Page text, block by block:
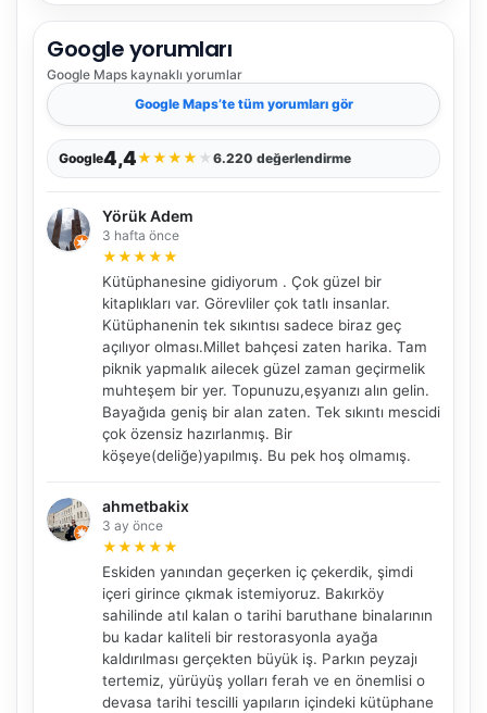
Google yorumları
Google Maps kaynaklı yorumlar
Google Maps’te tüm yorumları gör
Google4,4★★★★ ★ 6.220 değerlendirme
Yörük Adem
3 hafta önce
★★★★★
Kütüphanesine gidiyorum . Çok güzel bir
kitaplıkları var. Görevliler çok tatlı insanlar.
Kütüphanenin tek sıkıntısı sadece biraz geç
açılıyor olması.Millet bahçesi zaten harika. Tam
piknik yapmalık ailecek güzel zaman geçirmelik
muhteşem bir yer. Topunuzu,eşyanızı alın gelin.
Bayağıda geniş bir alan zaten. Tek sıkıntı mescidi
çok özensiz hazırlanmış. Bir
köşeye(deliğe)yapılmış. Bu pek hoş olmamış.
ahmetbakix
3 ay önce
★★★★★
Eskiden yanından geçerken iç çekerdik, şimdi
içeri girince çıkmak istemiyoruz. Bakırköy
sahilinde atıl kalan o tarihi baruthane binalarının
bu kadar kaliteli bir restorasyonla ayağa
kaldırılması gerçekten büyük iş. Parkın peyzajı
tertemiz, yürüyüş yolları ferah ve en önemlisi o
devasa tarihi tescilli yapıların içindeki kütüphane